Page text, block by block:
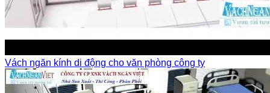
Vách ngăn kính di động cho văn phòng công ty